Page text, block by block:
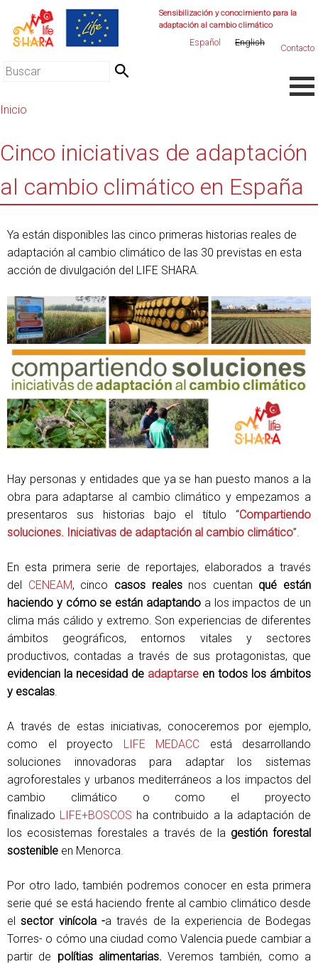
navigation
Sensibilización y conocimiento para la
adaptación al cambio climático
Español English
de
búsqueda
Buscar
Contacto
top
está
aquí
Inicio
to
top
Cinco iniciativas de adaptación
al cambio climático en España
Ya están disponibles las cinco primeras historias reales de
adaptación al cambio climático de las 30 previstas en esta
acción de divulgación del LIFE SHARA.
Hay personas y entidades que ya se han puesto manos a la
obra para adaptarse al cambio climático y empezamos a
presentaros sus historias bajo el título “Compartiendo
soluciones. Iniciativas de adaptación al cambio climático”.
En esta primera serie de reportajes, elaborados a través
del CENEAM, cinco casos realesnos cuentan qué están
haciendo y cómo se están adaptando a los impactos de un
clima más cálido y extremo. Son experiencias de diferentes
ámbitos geográficos, entornos vitales y sectores
productivos, contadas a través de sus protagonistas, que
evidencian la necesidad de adaptarse en todos los ámbitos
y escalas.
A través de estas iniciativas, conoceremos por ejemplo,
como el proyecto LIFE MEDACC está desarrollando
soluciones innovadoras para adaptar los sistemas
agroforestales y urbanos mediterráneos a los impactos del
cambio climático o como el proyecto
finalizado LIFE+BOSCOS ha contribuido a la adaptación de
los ecosistemas forestales a través de la gestión forestal
sostenible en Menorca.
Por otro lado, también podremos conocer en esta primera
serie qué se está haciendo frente al cambio climático desde
elsector vinícola -a través de la experiencia de Bodegas
Torres- o cómo una ciudad como Valencia puede cambiar a
partir de polítias alimentarias.Veremos también, como a